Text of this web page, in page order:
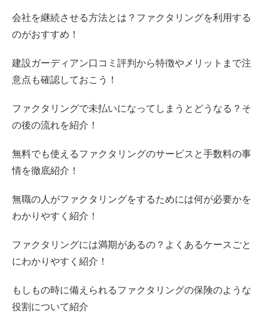
会社を継続させる方法とは？ファクタリングを利用する
のがおすすめ！
建設ガーディアン口コミ評判から特徴やメリットまで注
意点も確認しておこう！
ファクタリングで未払いになってしまうとどうなる？そ
の後の流れを紹介！
無料でも使えるファクタリングのサービスと手数料の事
情を徹底紹介！
無職の人がファクタリングをするためには何が必要かを
わかりやすく紹介！
ファクタリングには満期があるの？よくあるケースごと
にわかりやすく紹介！
もしもの時に備えられるファクタリングの保険のような
役割について紹介